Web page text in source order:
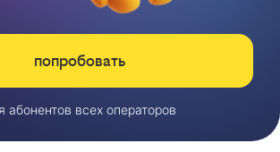
попробовать
абонентов всех операторов